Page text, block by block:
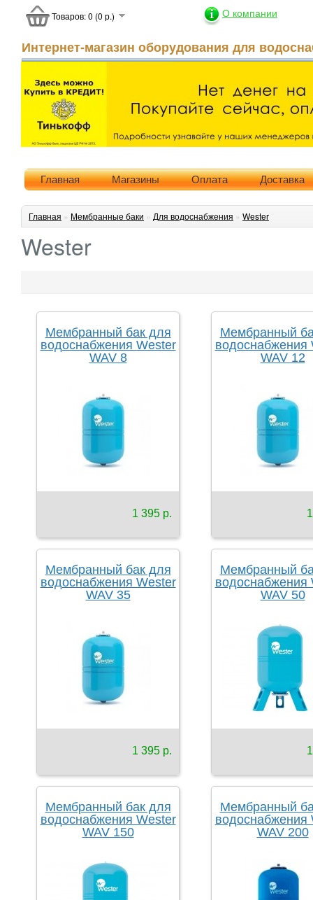
О компании
Интернет-магазин оборудования для
Товаров: 0 (0 р.)
Главная Магазины Оплата Доставка
Главная » Мембранные баки » Для водоснабжения » Wester
Wester
Мембранный бак для
водоснабжения Wester
WAV 8
1 395 р.
Мембранный
водоснабжения
WAV 12
Мембранный бак для
водоснабжения Wester
WAV 35
1 395 р.
Мембранный
водоснабжения
WAV 50
Мембранный бак для
водоснабжения Wester
WAV 150
Мембранный
водоснабжения
WAV 200